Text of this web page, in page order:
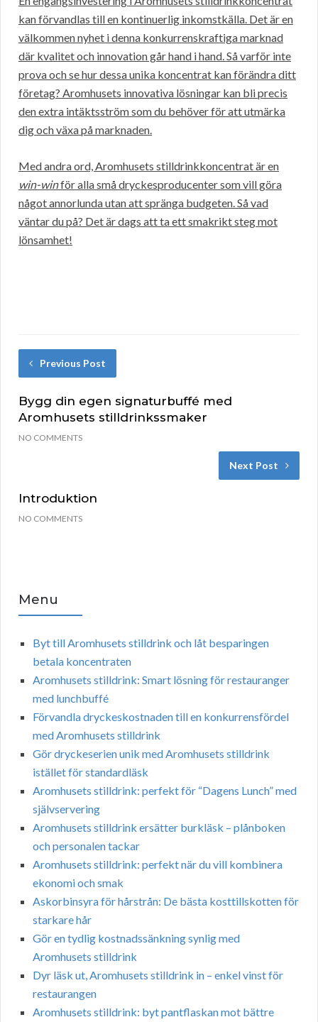
kan förvandlas till en kontinuerlig inkomstkälla. Det är en
välkommen nyhet i denna konkurrenskraftiga marknad
där kvalitet och innovation går hand i hand. Så varför inte
prova och se hur dessa unika koncentrat kan förändra ditt
företag? Aromhusets innovativa lösningar kan bli precis
den extra intäktsström som du behöver för att utmärka
dig och växa på marknaden.
Med andra ord, Aromhusets stilldrinkkoncentrat är en
win-winför alla små dryckesproducenter som vill göra
något annorlunda utan att spränga budgeten. Så vad
väntar du på? Det är dags att ta ett smakrikt steg mot
lönsamhet!
Previous Post
Bygg din egen signaturbuffé med
Aromhusets stilldrinkssmaker
NO COMMENTS
Next Post
Introduktion
NO COMMENTS
Menu
Byt till Aromhusets stilldrink och låt besparingen
betala koncentraten
Aromhusets stilldrink: Smart lösning för restauranger
med lunchbuffé
Förvandla dryckeskostnaden till en konkurrensfördel
med Aromhusets stilldrink
Gör dryckeserien unik med Aromhusets stilldrink
istället för standardläsk
Aromhusets stilldrink: perfekt för “Dagens Lunch” med
självservering
Aromhusets stilldrink ersätter burkläsk – plånboken
och personalen tackar
Aromhusets stilldrink: perfekt när du vill kombinera
ekonomi och smak
Askorbinsyra för hårstrån: De bästa kosttillskotten för
starkare hår
Gör en tydlig kostnadssänkning synlig med
Aromhusets stilldrink
Dyr läsk ut, Aromhusets stilldrink in – enkel vinst för
restaurangen
Aromhusets stilldrink: byt pantflaskan mot bättre